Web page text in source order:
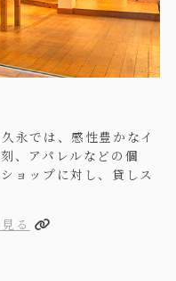
永では、感性豊かなイ
、アパレルなどの個
ョップに対し、貸しス
る